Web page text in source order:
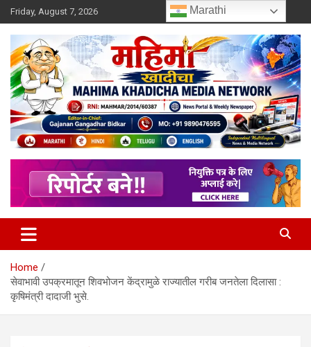
Skip
to
content
Friday, August 7, 2026
Mahimakhadicha
Home
सेवाभावी उपक्रमातून शिवभोजन केंद्रामुळे राज्यातील गरीब जनतेला दिलासा :
कृषिमंत्री दादाजी भुसे.
Marathi